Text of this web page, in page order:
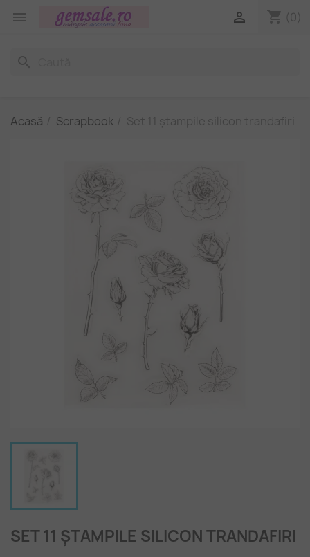
 shopping_cart (0)

search
Acasă Scrapbook Set 11 ștampile silicon trandafiri
SET 11 ȘTAMPILE SILICON TRANDAFIRI